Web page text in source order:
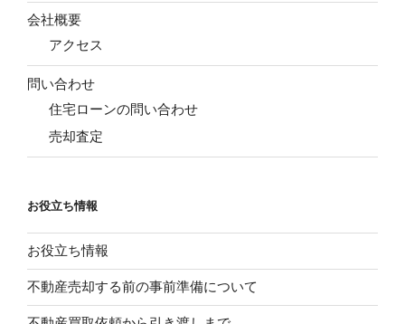
会社概要
アクセス
問い合わせ
住宅ローンの問い合わせ
売却査定
お役立ち情報
お役立ち情報
不動産売却する前の事前準備について